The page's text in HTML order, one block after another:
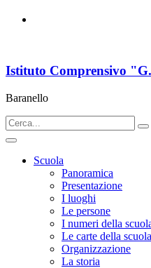
Istituto Comprensivo
Baranello
Scuola
Panoramica
Presentazione
I luoghi
Le persone
I numeri della
Le carte della scuola
Organizzazione
La storia